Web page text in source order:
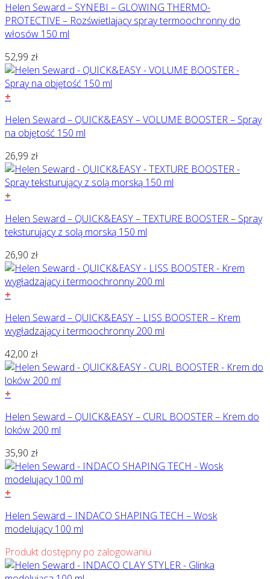
Helen Seward – SYNEBI – GLOWING THERMO-
PROTECTIVE – Rozświetlający spray termoochronny do
włosów 150 ml
52,99 zł
+
Helen Seward – QUICK&EASY – VOLUME BOOSTER – Spray
na objętość 150 ml
26,99 zł
+
Helen Seward – QUICK&EASY – TEXTURE BOOSTER – Spray
teksturujący z solą morską 150 ml
26,90 zł
+
Helen Seward – QUICK&EASY – LISS BOOSTER – Krem
wygładzający i termoochronny 200 ml
42,00 zł
+
Helen Seward – QUICK&EASY – CURL BOOSTER – Krem do
loków 200 ml
35,90 zł
+
Helen Seward – INDACO SHAPING TECH – Wosk
modelujący 100 ml
Produkt dostępny po zalogowaniu